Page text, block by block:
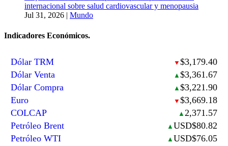
internacional sobre salud cardiovascular y menopausia
Jul 31, 2026 | Mundo
Indicadores Económicos.
Dólar TRM ▼ $3,179.40
Dólar Venta
▲ $3,361.67
Dólar Compra
▲ $3,221.90
Euro
▼ $3,669.18
COLCAP
▲ 2,371.57
Petróleo Brent
▲ USD$80.82
Petróleo WTI
▲ USD$76.05